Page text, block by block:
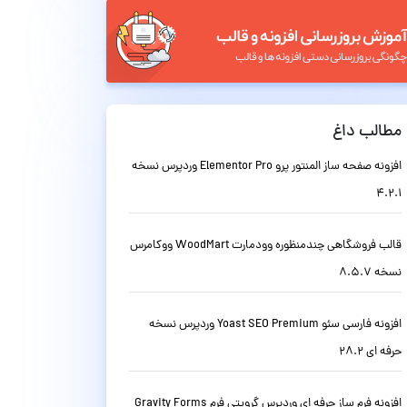
مطالب داغ
افزونه صفحه ساز المنتور پرو Elementor Pro وردپرس نسخه
4.2.1
قالب فروشگاهی چندمنظوره وودمارت WoodMart ووکامرس
نسخه 8.5.7
افزونه فارسی سئو Yoast SEO Premium وردپرس نسخه
حرفه ای 28.2